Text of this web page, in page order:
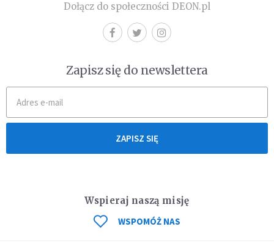
Dołącz do społeczności DEON.pl
Zapisz się do newslettera
ZAPISZ SIĘ
Wspieraj naszą misję
WSPOMÓŻ NAS